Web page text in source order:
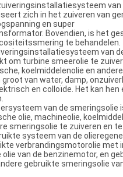
van
zich in het zuiveren van
en super
Bovendien, is het
te behandelen.
van
om turbine smeerolie te
koelmiddelenolie en
groot van water, damp,
en colloïde. Het kan
van de smeringsolie
olie, machineolie,
smeringsolie te zuiveren en
systeem van de
verbrandingsmotorolie met
van de benzinemotor, en
gebruikte smeringsolie